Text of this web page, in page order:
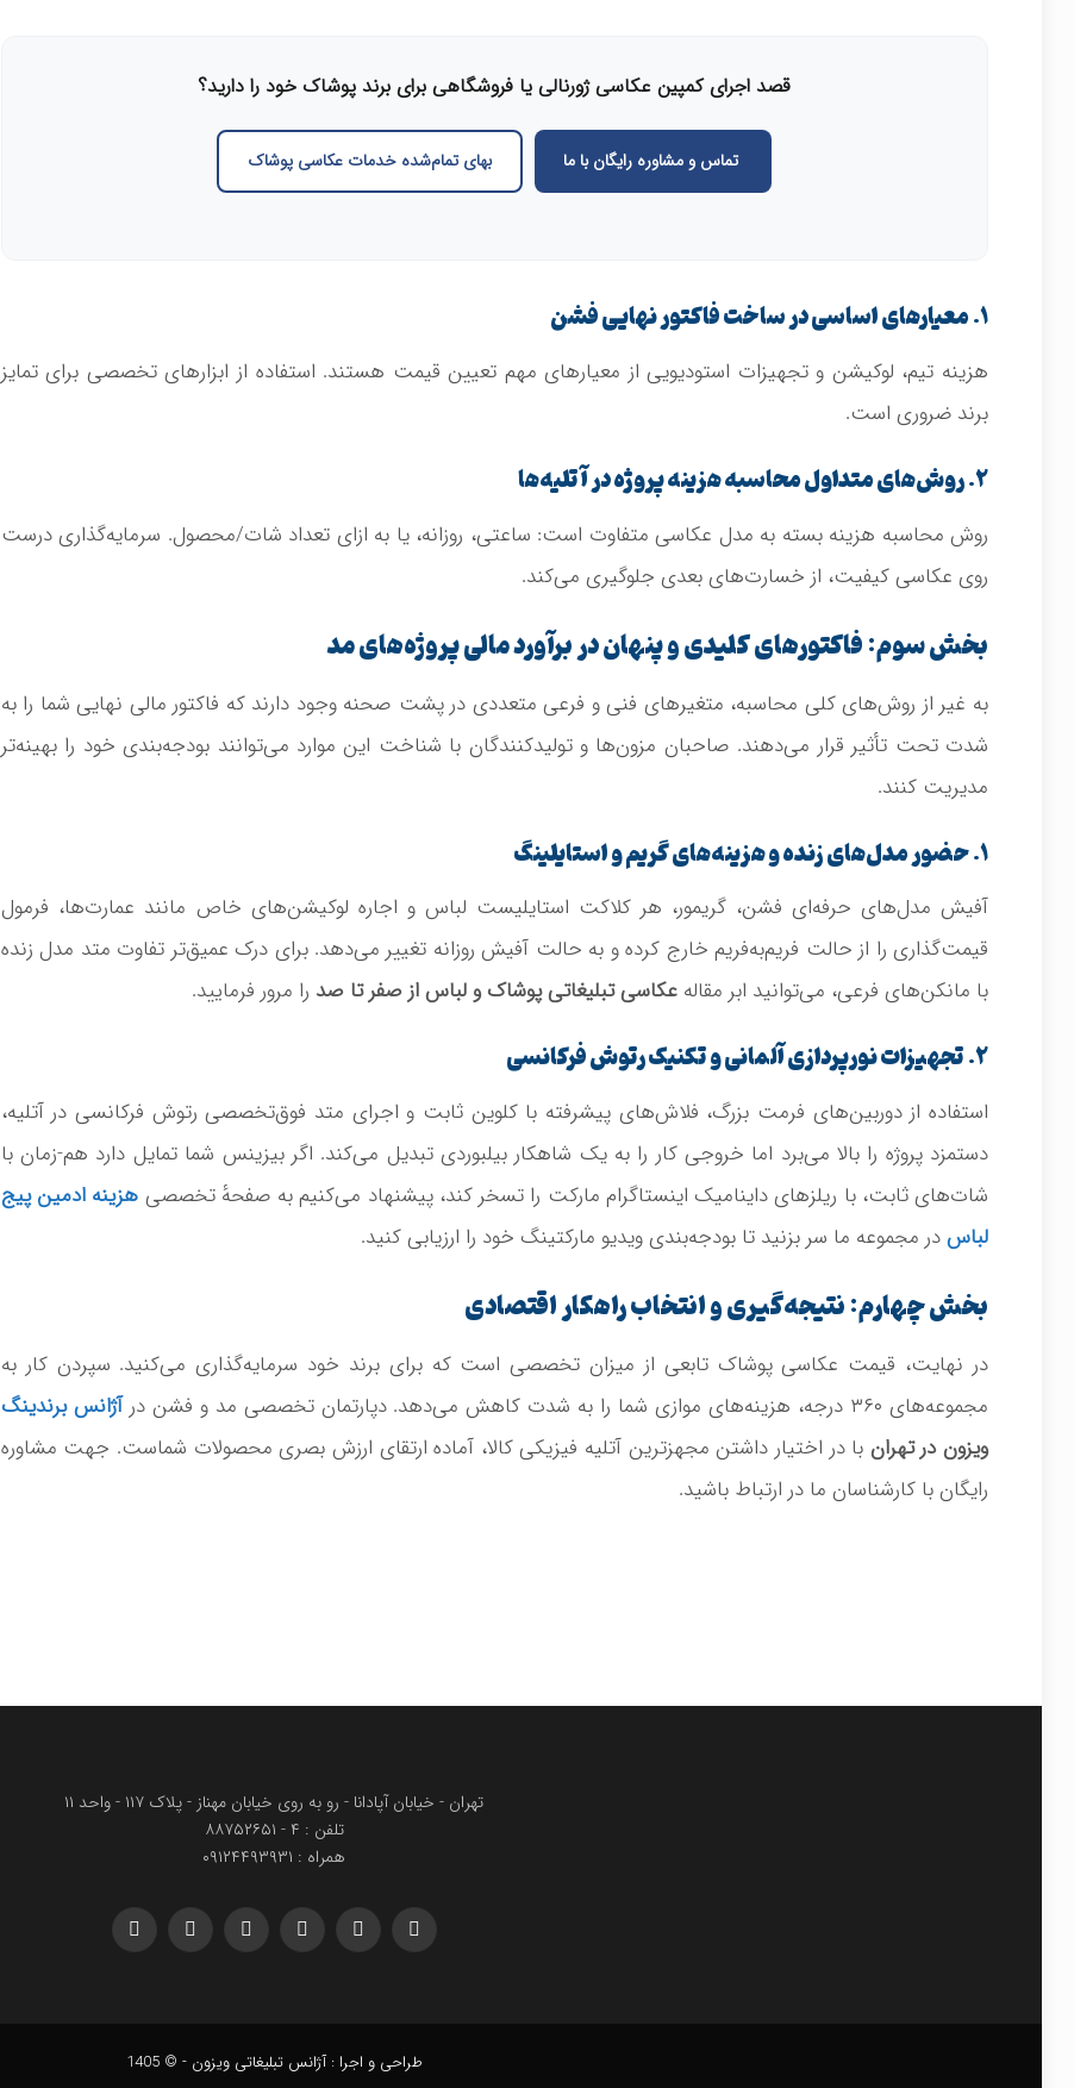
قصد اجرای کمپین عکاسی ژورنالی یا فروشگاهی برای برند پوشاک خود را دارید؟
تماس و مشاوره رایگان با ما بهای تمام‌شده خدمات عکاسی پوشاک
۱. معیارهای اساسی در ساخت فاکتور نهایی فشن
هزینه تیم، لوکیشن و تجهیزات استودیویی از معیارهای مهم تعیین قیمت هستند. استفاده از ابزارهای تخصصی برای تمایز
برند ضروری است.
۲. روش‌های متداول محاسبه هزینه پروژه در آتلیه‌ها
روش محاسبه هزینه بسته به مدل عکاسی متفاوت است: ساعتی، روزانه، یا به ازای تعداد شات/محصول. سرمایه‌گذاری درست
روی عکاسی کیفیت، از خسارت‌های بعدی جلوگیری می‌کند.
بخش سوم: فاکتورهای کلیدی و پنهان در برآورد مالی پروژه‌های مد
به غیر از روش‌های کلی محاسبه، متغیرهای فنی و فرعی متعددی در پشت صحنه وجود دارند که فاکتور مالی نهایی شما را به
شدت تحت تأثیر قرار می‌دهند. صاحبان مزون‌ها و تولیدکنندگان با شناخت این موارد می‌توانند بودجه‌بندی خود را بهینه‌تر
مدیریت کنند.
۱. حضور مدل‌های زنده و هزینه‌های گریم و استایلینگ
آفیش مدل‌های حرفه‌ای فشن، گریمور، هر کلاکت استایلیست لباس و اجاره لوکیشن‌های خاص مانند عمارت‌ها، فرمول
قیمت‌گذاری را از حالت فریم‌به‌فریم خارج کرده و به حالت آفیش روزانه تغییر می‌دهد. برای درک عمیق‌تر تفاوت متد مدل زنده
با مانکن‌های فرعی، می‌توانید ابر مقاله عکاسی تبلیغاتی پوشاک و لباس از صفر تا صد را مرور فرمایید.
۲. تجهیزات نورپردازی آلمانی و تکنیک رتوش فرکانسی
استفاده از دوربین‌های فرمت بزرگ، فلاش‌های پیشرفته با کلوین ثابت و اجرای متد فوق‌تخصصی رتوش فرکانسی در آتلیه،
دستمزد پروژه را بالا می‌برد اما خروجی کار را به یک شاهکار بیلبوردی تبدیل می‌کند. اگر بیزینس شما تمایل دارد هم-زمان با
شات‌های ثابت، با ریلزهای داینامیک اینستاگرام مارکت را تسخر کند، پیشنهاد می‌کنیم به صفحهٔ تخصصی هزینه ادمین پیج
لباسدر مجموعه ما سر بزنید تا بودجه‌بندی ویدیو مارکتینگ خود را ارزیابی کنید.
بخش چهارم: نتیجه‌گیری و انتخاب راهکار اقتصادی
در نهایت، قیمت عکاسی پوشاک تابعی از میزان تخصصی است که برای برند خود سرمایه‌گذاری می‌کنید. سپردن کار به
مجموعه‌های ۳۶۰ درجه، هزینه‌های موازی شما را به شدت کاهش می‌دهد. دپارتمان تخصصی مد و فشن در
آژانس برندینگ
ویزون در تهران با در اختیار داشتن مجهزترین آتلیه فیزیکی کالا، آماده ارتقای ارزش بصری محصولات شماست. جهت مشاوره
رایگان با کارشناسان ما در ارتباط باشید.
تهران - خیابان آپادانا - رو به روی خیابان مهناز - پلاک ۱۱۷ - واحد ۱۱
تلفن : ۴ - ۸۸۷۵۲۶۵۱
همراه : ۰۹۱۲۴۴۹۳۹۳۱
Facebook
X
Instagram
YouTube
WhatsApp
Telegram
طراحی و اجرا : آژانس تبلیغاتی ویزون - © 1405